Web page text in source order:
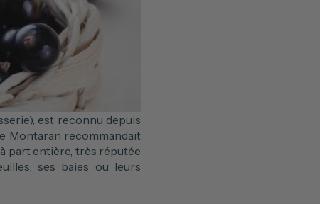
est reconnu depuis
Montaran recommandait
part entière, très réputée
ses baies ou leurs